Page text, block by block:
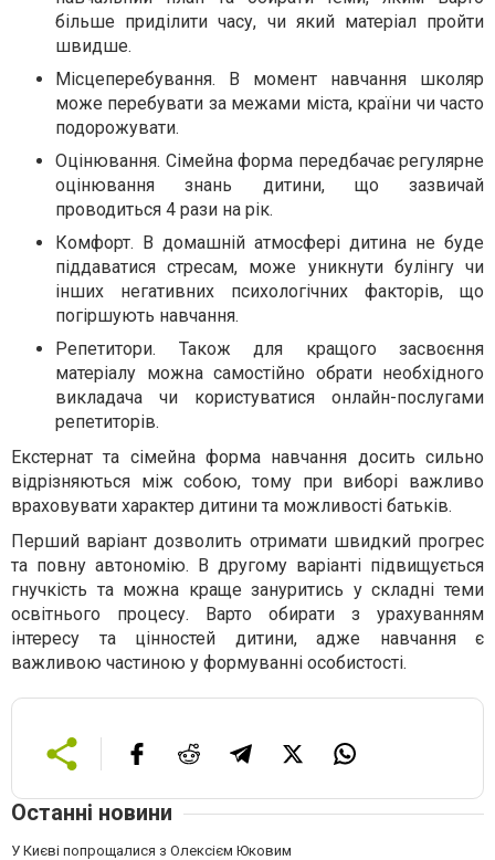
більше приділити часу, чи який матеріал пройти
швидше.
Місцеперебування. В момент навчання школяр
може перебувати за межами міста, країни чи часто
подорожувати.
Оцінювання. Сімейна форма передбачає регулярне
оцінювання знань дитини, що зазвичай
проводиться 4 рази на рік.
Комфорт. В домашній атмосфері дитина не буде
піддаватися стресам, може уникнути булінгу чи
інших негативних психологічних факторів, що
погіршують навчання.
Репетитори. Також для кращого засвоєння
матеріалу можна самостійно обрати необхідного
викладача чи користуватися онлайн-послугами
репетиторів.
Екстернат та сімейна форма навчання досить сильно
відрізняються між собою, тому при виборі важливо
враховувати характер дитини та можливості батьків.
Перший варіант дозволить отримати швидкий прогрес
та повну автономію. В другому варіанті підвищується
гнучкість та можна краще зануритись у складні теми
освітнього процесу. Варто обирати з урахуванням
інтересу та цінностей дитини, адже навчання є
важливою частиною у формуванні особистості.
Останні новини
У Києві попрощалися з Олексієм Юковим